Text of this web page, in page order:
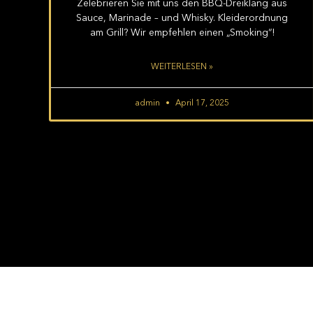
Zelebrieren Sie mit uns den BBQ-Dreiklang aus
Sauce, Marinade – und Whisky. Kleiderordnung
am Grill? Wir empfehlen einen „Smoking“!
WEITERLESEN »
admin April 17, 2025